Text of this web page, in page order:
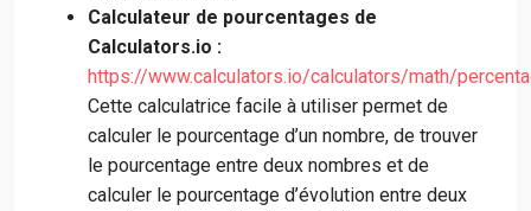
Calculateur de pourcentages de
Calculators.io :
https://www.calculators.io/calculators/math/
Cette calculatrice facile à utiliser permet de
calculer le pourcentage d’un nombre, de trouver
le pourcentage entre deux nombres et de
calculer le pourcentage d’évolution entre deux